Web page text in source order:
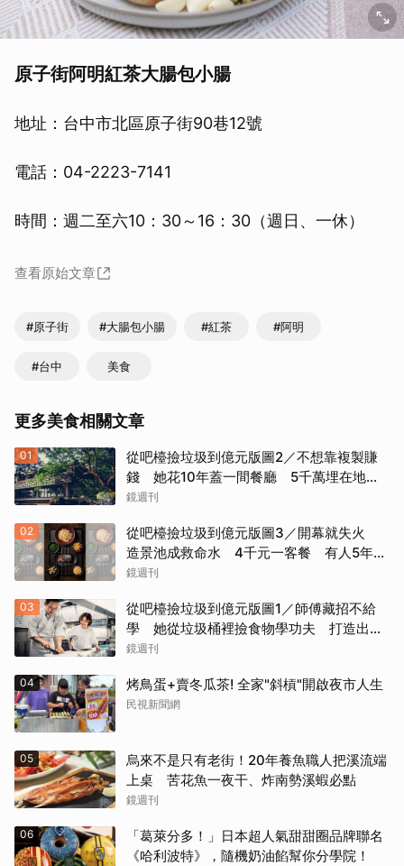
原子街阿明紅茶大腸包小腸
地址：台中市北區原子街90巷12號
電話：04-2223-7141
時間：週二至六10：30～16：30（週日、一休）
查看原始文章
#原子街 #大腸包小腸 #紅茶 #阿明
#台中 美食
更多美食相關文章
01
從吧檯撿垃圾到億元版圖2／不想靠複製賺
錢 她花10年蓋一間餐廳 5千萬埋在地下
瀕臨破產
鏡週刊
02
從吧檯撿垃圾到億元版圖3／開幕就失火
造景池成救命水 4千元一客餐 有人5年吃
了50次
鏡週刊
03
從吧檯撿垃圾到億元版圖1／師傅藏招不給
學 她從垃圾桶裡撿食物學功夫 打造出最
難訂的餐廳
鏡週刊
04 烤鳥蛋+賣冬瓜茶! 全家"斜槓"開啟夜市人生
民視新聞網
05
烏來不是只有老街！20年養魚職人把溪流端
上桌 苦花魚一夜干、炸南勢溪蝦必點
鏡週刊
06
「葛萊分多！」日本超人氣甜甜圈品牌聯名
《哈利波特》，隨機奶油餡幫你分學院！